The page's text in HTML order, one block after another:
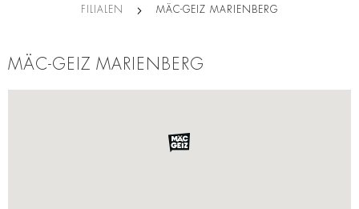
FILIALEN MÄC-GEIZ MARIENBERG
MÄC-GEIZ MARIENBERG